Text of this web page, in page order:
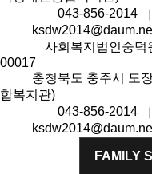
043-856-2014 ｜
사회복지법인숭덕
00017
충청북도 충주시 도
합복지관)
043-856-2014 ｜
FAMILY